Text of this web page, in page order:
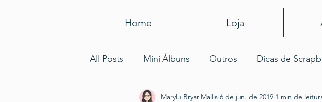
Home Loja
All Posts Mini Álbuns Outros Dicas de
Marylu Bryar Mallis 6 de jun. de 2019 1 min de